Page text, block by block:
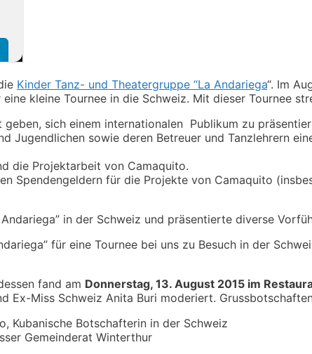
Kinder Tanz- und Theatergruppe “La Andariega“. Im
kleine Tournee in die Schweiz. Mit dieser Tournee
geben, sich einem internationalen Publikum zu
Jugendlichen sowie deren Betreuer und Tanzlehrern
die Projektarbeit von Camaquito.
Spendengeldern für die Projekte von Camaquito
in der Schweiz und präsentierte diverse
für eine Tournee bei uns zu Besuch in der
fand am Donnerstag, 13. August 2015 im
Ex-Miss Schweiz Anita Buri moderiert.
Kubanische Botschafterin in der Schweiz
Gemeinderat Winterthur